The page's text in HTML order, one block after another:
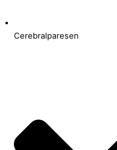
Cerebralparesen